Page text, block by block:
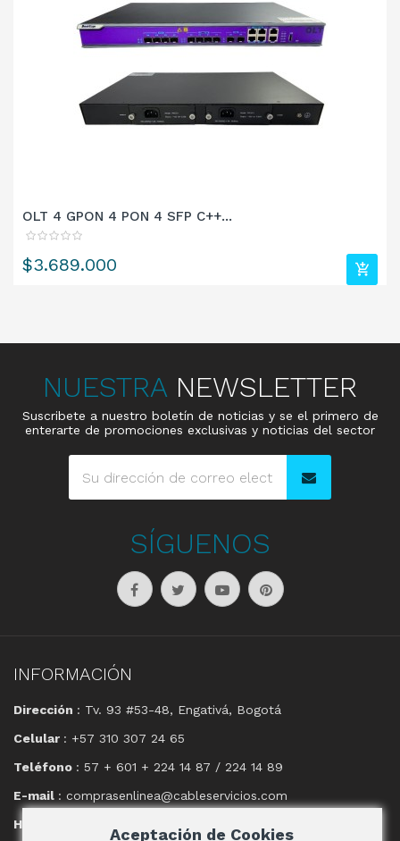
OLT 4 GPON 4 PON 4 SFP C++...
Precio
$3.689.000
NUESTRA NEWSLETTER
Suscribete a nuestro boletín de noticias y se el primero de
enterarte de promociones exclusivas y noticias del sector
SÍGUENOS
INFORMACIÓN
Dirección : Tv. 93 #53-48, Engativá, Bogotá
Celular : +57 310 307 24 65
Teléfono : 57 + 601 + 224 14 87 / 224 14 89
E-mail : comprasenlinea@cableservicios.com
Horario
Aceptación de Cookies